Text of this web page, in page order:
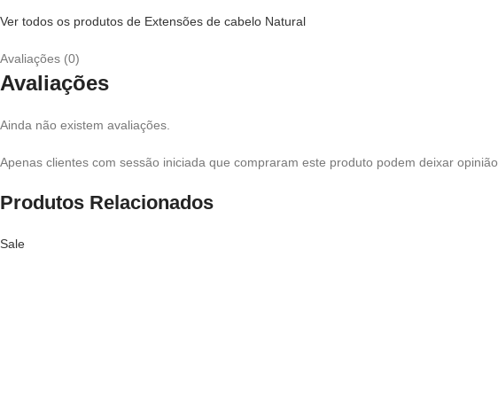
Ver todos os produtos de Extensões de cabelo Natural
Avaliações (0)
Avaliações
Ainda não existem avaliações.
Apenas clientes com sessão iniciada que compraram este produto podem deixar opinião.
Produtos Relacionados
Sale